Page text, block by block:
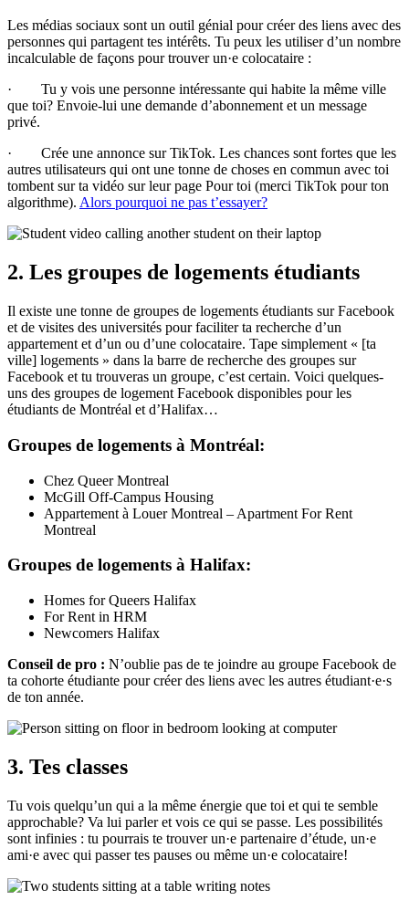
Les médias sociaux sont un outil génial pour créer des liens avec des
personnes qui partagent tes intérêts. Tu peux les utiliser d’un nombre
incalculable de façons pour trouver un·e colocataire :
· Tu y vois une personne intéressante qui habite la même ville
que toi? Envoie-lui une demande d’abonnement et un message
privé.
· Crée une annonce sur TikTok. Les chances sont fortes que les
autres utilisateurs qui ont une tonne de choses en commun avec toi
tombent sur ta vidéo sur leur page Pour toi (merci TikTok pour ton
algorithme). Alors pourquoi ne pas t’essayer?
2. Les groupes de logements étudiants
Il existe une tonne de groupes de logements étudiants sur Facebook
et de visites des universités pour faciliter ta recherche d’un
appartement et d’un ou d’une colocataire. Tape simplement « [ta
ville] logements » dans la barre de recherche des groupes sur
Facebook et tu trouveras un groupe, c’est certain. Voici quelques-
uns des groupes de logement Facebook disponibles pour les
étudiants de Montréal et d’Halifax…
Groupes de logements à Montréal:
Chez Queer Montreal
McGill Off-Campus Housing
Appartement à Louer Montreal – Apartment For Rent
Montreal
Groupes de logements à Halifax:
Homes for Queers Halifax
For Rent in HRM
Newcomers Halifax
Conseil de pro : N’oublie pas de te joindre au groupe Facebook de
ta cohorte étudiante pour créer des liens avec les autres étudiant·e·s
de ton année.
3. Tes classes
Tu vois quelqu’un qui a la même énergie que toi et qui te semble
approchable? Va lui parler et vois ce qui se passe. Les possibilités
sont infinies : tu pourrais te trouver un·e partenaire d’étude, un·e
ami·e avec qui passer tes pauses ou même un·e colocataire!